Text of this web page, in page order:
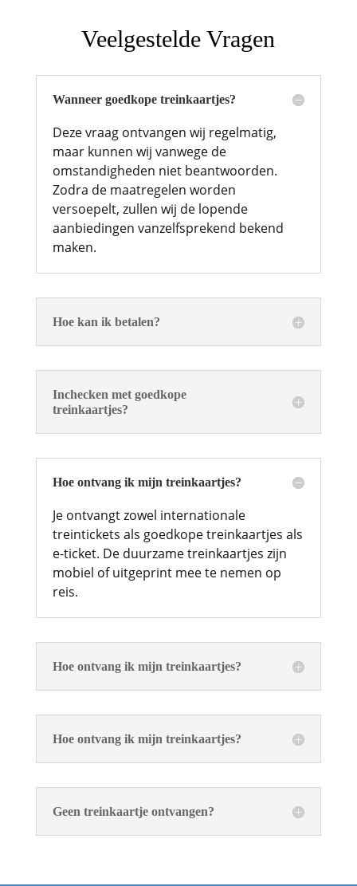
Veelgestelde Vragen
Wanneer goedkope treinkaartjes?
Deze vraag ontvangen wij regelmatig,
maar kunnen wij vanwege de
omstandigheden niet beantwoorden.
Zodra de maatregelen worden
versoepelt, zullen wij de lopende
aanbiedingen vanzelfsprekend bekend
maken.
Hoe kan ik betalen?
Inchecken met goedkope
treinkaartjes?
Hoe ontvang ik mijn treinkaartjes?
Je ontvangt zowel internationale
treintickets als goedkope treinkaartjes als
e-ticket. De duurzame treinkaartjes zijn
mobiel of uitgeprint mee te nemen op
reis.
Hoe ontvang ik mijn treinkaartjes?
Hoe ontvang ik mijn treinkaartjes?
Geen treinkaartje ontvangen?